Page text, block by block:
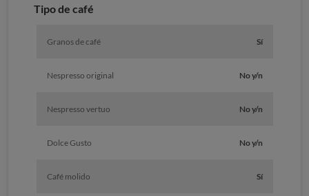
Tipo de café
Granos de café Sí
Nespresso original No y/n
Nespresso vertuo No y/n
Dolce Gusto No y/n
Café molido Sí